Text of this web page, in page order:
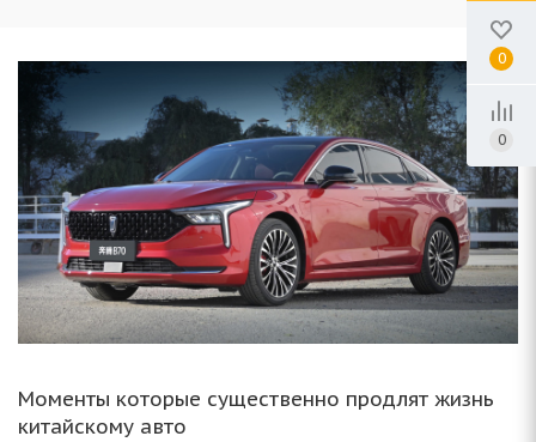
Моменты которые существенно продлят жизнь
китайскому авто
0
0